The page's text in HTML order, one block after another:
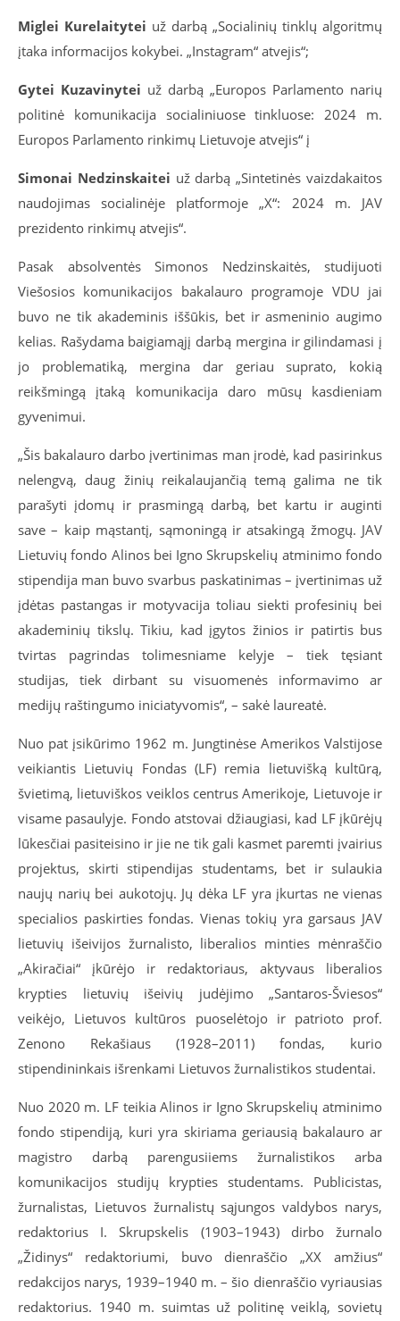
Miglei Kurelaitytei už darbą „Socialinių tinklų algoritmų
įtaka informacijos kokybei. „Instagram“ atvejis“;
Gytei Kuzavinytei už darbą „Europos Parlamento narių
politinė komunikacija socialiniuose tinkluose: 2024 m.
Europos Parlamento rinkimų Lietuvoje atvejis“ į
Simonai Nedzinskaitei už darbą „Sintetinės vaizdakaitos
naudojimas socialinėje platformoje „X“: 2024 m. JAV
prezidento rinkimų atvejis“.
Pasak absolventės Simonos Nedzinskaitės, studijuoti
Viešosios komunikacijos bakalauro programoje VDU jai
buvo ne tik akademinis iššūkis, bet ir asmeninio augimo
kelias. Rašydama baigiamąjį darbą mergina ir gilindamasi į
jo problematiką, mergina dar geriau suprato, kokią
reikšmingą įtaką komunikacija daro mūsų kasdieniam
gyvenimui.
„Šis bakalauro darbo įvertinimas man įrodė, kad pasirinkus
nelengvą, daug žinių reikalaujančią temą galima ne tik
parašyti įdomų ir prasmingą darbą, bet kartu ir auginti
save – kaip mąstantį, sąmoningą ir atsakingą žmogų. JAV
Lietuvių fondo Alinos bei Igno Skrupskelių atminimo fondo
stipendija man buvo svarbus paskatinimas – įvertinimas už
įdėtas pastangas ir motyvacija toliau siekti profesinių bei
akademinių tikslų. Tikiu, kad įgytos žinios ir patirtis bus
tvirtas pagrindas tolimesniame kelyje – tiek tęsiant
studijas, tiek dirbant su visuomenės informavimo ar
medijų raštingumo iniciatyvomis“, – sakė laureatė.
Nuo pat įsikūrimo 1962 m. Jungtinėse Amerikos Valstijose
veikiantis Lietuvių Fondas (LF) remia lietuvišką kultūrą,
švietimą, lietuviškos veiklos centrus Amerikoje, Lietuvoje ir
visame pasaulyje. Fondo atstovai džiaugiasi, kad LF įkūrėjų
lūkesčiai pasiteisino ir jie ne tik gali kasmet paremti įvairius
projektus, skirti stipendijas studentams, bet ir sulaukia
naujų narių bei aukotojų. Jų dėka LF yra įkurtas ne vienas
specialios paskirties fondas. Vienas tokių yra garsaus JAV
lietuvių išeivijos žurnalisto, liberalios minties mėnraščio
„Akiračiai“ įkūrėjo ir redaktoriaus, aktyvaus liberalios
krypties lietuvių išeivių judėjimo „Santaros-Šviesos“
veikėjo, Lietuvos kultūros puoselėtojo ir patrioto prof.
Zenono Rekašiaus (1928–2011) fondas, kurio
stipendininkais išrenkami Lietuvos žurnalistikos studentai.
Nuo 2020 m. LF teikia Alinos ir Igno Skrupskelių atminimo
fondo stipendiją, kuri yra skiriama geriausią bakalauro ar
magistro darbą parengusiiems žurnalistikos arba
komunikacijos studijų krypties studentams. Publicistas,
žurnalistas, Lietuvos žurnalistų sąjungos valdybos narys,
redaktorius I. Skrupskelis (1903–1943) dirbo žurnalo
„Židinys“ redaktoriumi, buvo dienraščio „XX amžius“
redakcijos narys, 1939–1940 m. – šio dienraščio vyriausias
redaktorius. 1940 m. suimtas už politinę veiklą, sovietų